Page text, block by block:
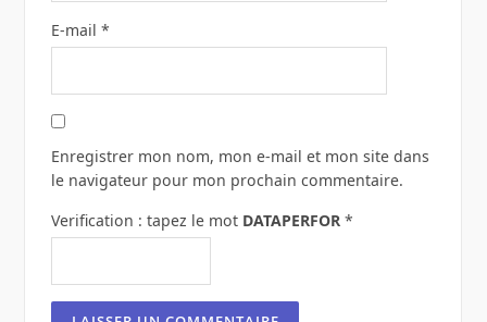
E-mail *
Enregistrer mon nom, mon e-mail et mon site dans
le navigateur pour mon prochain commentaire.
Verification : tapez le mot DATAPERFOR *